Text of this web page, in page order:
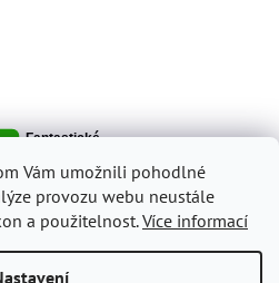
Vám umožnili pohodlné
provozu webu neustále
a použitelnost.Více informací